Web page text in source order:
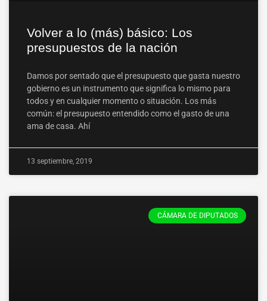
Volver a lo (más) básico: Los
presupuestos de la nación
Damos por sentado que el presupuesto que gasta nuestro
gobierno es un instrumento que significa lo mismo para
todos y en cualquier momento o situación. Los más
común: el presupuesto entendido como el gasto de una
ama de casa. Ahí
13 septiembre, 2019
CÁMARA DE DIPUTADOS